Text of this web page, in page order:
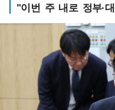
"이번 주 내로 정부·